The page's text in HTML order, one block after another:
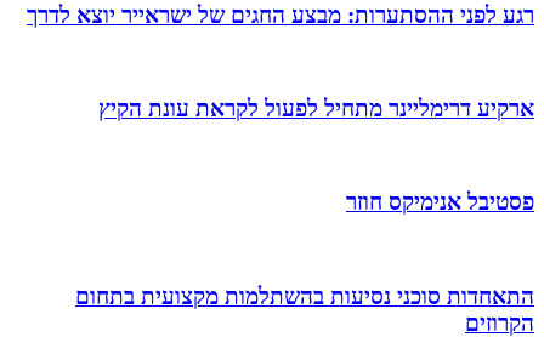
רגע לפני ההסתערות: מבצע החגים של ישראייר יוצא לדרך
ארקיע דרימליינר מתחיל לפעול לקראת עונת הקיץ
פסטיבל אנימיקס חוזר
התאחדות סוכני נסיעות בהשתלמות מקצועית בתחום
הקרוזים